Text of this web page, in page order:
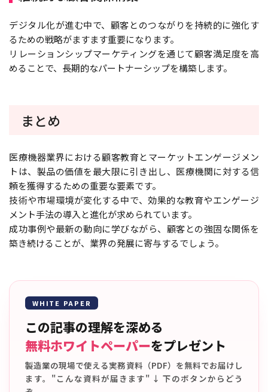
デジタル化が進む中で、顧客とのつながりを持続的に強化す
るための戦略がますます重要になります。
リレーションシップマーケティングを通じて顧客満足度を高
めることで、長期的なパートナーシップを構築します。
まとめ
医療機器業界における顧客教育とマーケットエンゲージメン
トは、製品の価値を最大限に引き出し、医療機関に対する信
頼を獲得するための重要な要素です。
技術や市場環境が変化する中で、効果的な教育やエンゲージ
メント手法の導入と進化が求められています。
成功事例や最新の動向に学びながら、顧客との強固な関係を
築き続けることが、業界の発展に寄与するでしょう。
WHITE PAPER
この記事の理解を深める
無料ホワイトペーパーをプレゼント
製造業の現場で使える実務資料（PDF）を無料でお届けし
ます。"こんな資料が届きます" ↓ 下のボタンからどう